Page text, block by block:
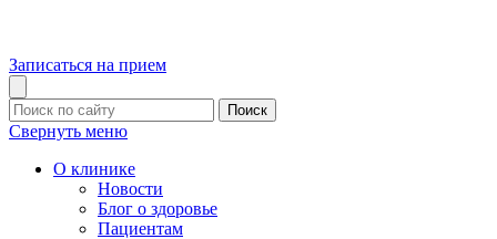
Записаться на прием
Поиск
Свернуть меню
О клинике
Новости
Блог о здоровье
Пациентам